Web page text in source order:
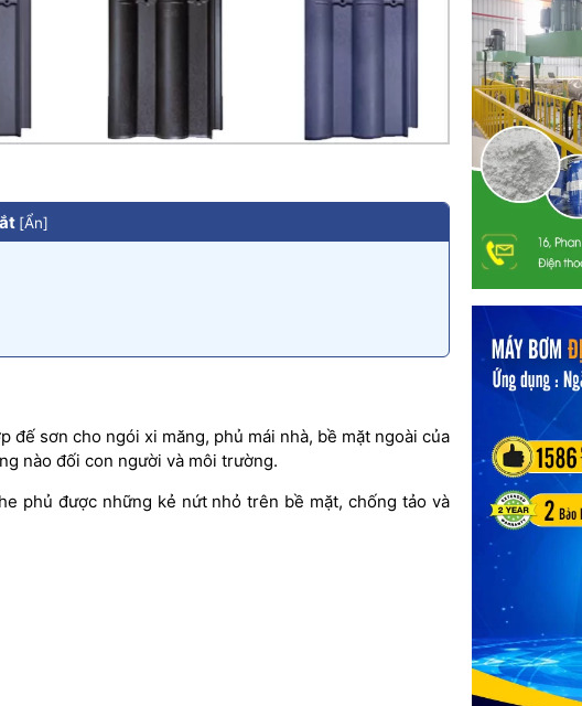
[Ẩn]
đế sơn cho ngói xi măng, phủ mái nhà, bề mặt ngoài của
nào đối con người và môi trường.
phủ được những kẻ nứt nhỏ trên bề mặt, chống tảo và